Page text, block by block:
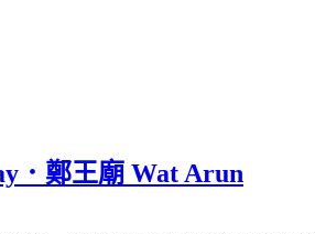
．鄭王廟 Wat Arun